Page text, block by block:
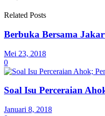
Related Posts
Berbuka Bersama
Mei 23, 2018
0
Soal Isu Perceraian
Januari 8, 2018